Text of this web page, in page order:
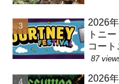
2026
トニ
コー
87
2026